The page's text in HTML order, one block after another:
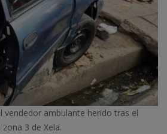
vendedor ambulante herido tras el
3 de Xela.